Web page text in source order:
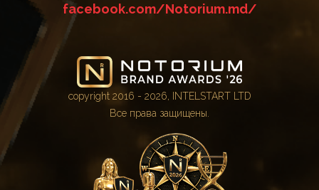
facebook.com/Notorium.md/
copyright 2016 - 2026, INTELSTART LTD
Все права защищены.